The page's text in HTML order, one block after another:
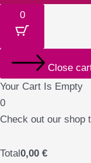
0
Close
Your Cart Is Empty
0
Check out our shop
Total0,00 €